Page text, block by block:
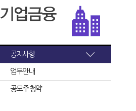
공지사항
업무안내
공모주 청약